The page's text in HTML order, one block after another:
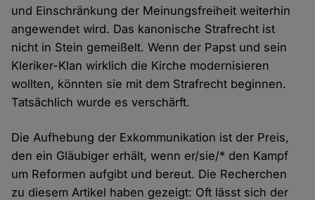
und Einschränkung der Meinungsfreiheit weiterhin
angewendet wird. Das kanonische Strafrecht ist
nicht in Stein gemeißelt. Wenn der Papst und sein
Kleriker-Klan wirklich die Kirche modernisieren
wollten, könnten sie mit dem Strafrecht beginnen.
Tatsächlich wurde es verschärft.
Die Aufhebung der Exkommunikation ist der Preis,
den ein Gläubiger erhält, wenn er/sie/* den Kampf
um Reformen aufgibt und bereut. Die Recherchen
zu diesem Artikel haben gezeigt: Oft lässt sich der